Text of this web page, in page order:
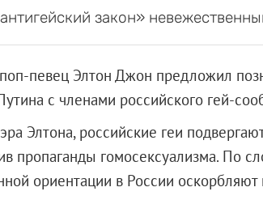
закон»
певец Элтон Джон предложил
с членами российского гей-
Элтона, российские геи
пропаганды гомосексуализма. По
ориентации в России оскорбляют